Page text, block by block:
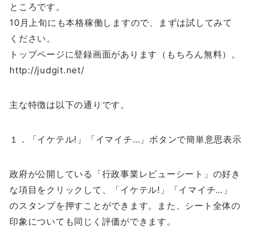
ところです。
10月上旬にも本格稼働しますので、まずは試してみて
ください。
トップページに登録画面があります（もちろん無料）。
http://judgit.net/
主な特徴は以下の通りです。
１．「イケテル!」「イマイチ…」ボタンで簡単意思表示
政府が公開している「行政事業レビューシート」の好き
な項目をクリックして、「イケテル!」「イマイチ…」
のスタンプを押すことができます。また、シート全体の
印象についても同じく評価ができます。